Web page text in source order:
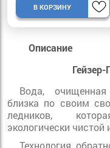
В КОРЗИНУ
Описание
Вода,
близка по своим
ледников,
экологически чистой
Технология